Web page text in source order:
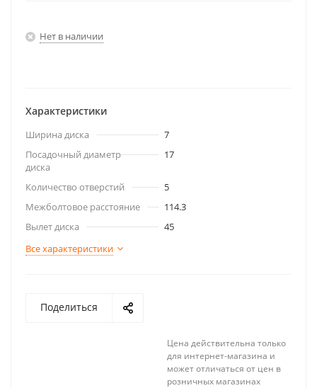
Нет в наличии
Характеристики
Ширина диска
7
Посадочный диаметр
диска
17
Количество отверстий
5
Межболтовое расстояние
114.3
Вылет диска
45
Все характеристики
Поделиться
Цена действительна только
для интернет-магазина и
может отличаться от цен в
розничных магазинах